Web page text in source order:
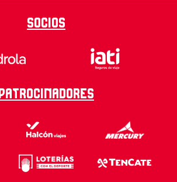
Socios
Patrocinadores